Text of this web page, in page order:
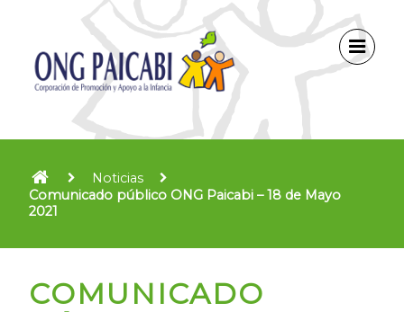
Noticias
Comunicado público ONG Paicabi – 18 de Mayo
2021
COMUNICADO